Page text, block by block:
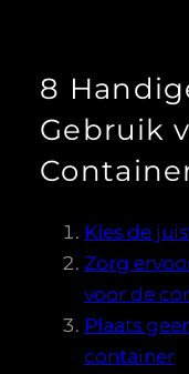
8
Gebruik
Kies de
Zorg
voor de
Plaats
container